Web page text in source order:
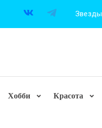
Звезды
Хобби Красота